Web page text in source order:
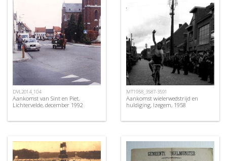
DVL2014_104
Aankomst van Sint en Piet,
Lichtervelde, december 1992
MT1958_3587-3591
Aankomst wielerwedstrijd en
huldiging, Izegem, 1958